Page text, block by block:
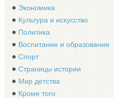
Экономика
Культура и искусство
Политика
Воспитание и образование
Спорт
Страницы истории
Мир детства
Кроме того